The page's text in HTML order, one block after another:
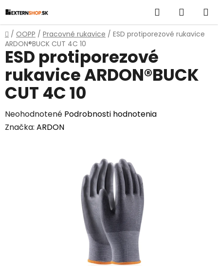
na
obsah
Hľadať
KOŠÍK
Domov
/ OOPP / Pracovné rukavice / ESD protiporezové rukavice
ARDON®BUCK CUT 4C 10
ESD protiporezové
rukavice ARDON®BUCK
CUT 4C 10
Priemerné
hodnotenie
Neohodnotené Podrobnosti hodnotenia
Značka: ARDON